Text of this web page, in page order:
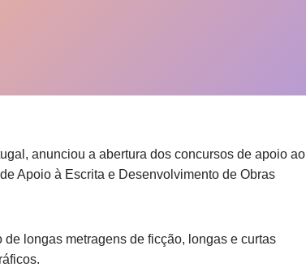
anunciou a abertura dos concursos de apoio ao
Apoio à Escrita e Desenvolvimento de Obras
longas metragens de ficção, longas e curtas